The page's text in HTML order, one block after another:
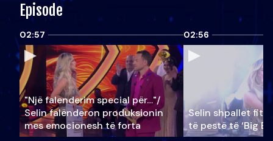
Episode
02:57
"Një falenderim special për…"/
Selin falënderon produksionin
mes emocionesh të forta
02:56
Selin shpallet
të pestë të ‘Big